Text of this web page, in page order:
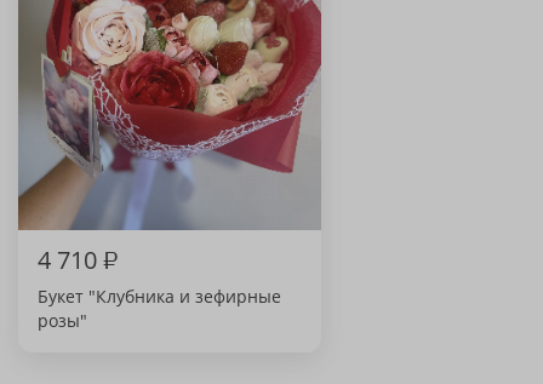
4 710₽
Букет "Клубника и зефирные
розы"